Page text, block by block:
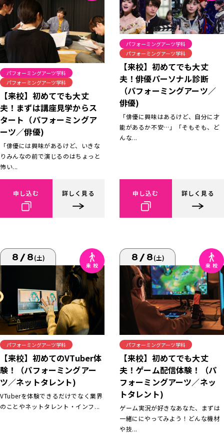
パフォーミングアーツ学科
パフォーミングアーツ学科
【来校】初めてでも大丈
夫！まずは講座見学からス
タート（パフォーミングア
ーツ／俳優)
「俳優には興味があるけど、いきな
りみんなの前で演じるのはちょっと
怖い...
申し込む 詳しく見る
パフォーミングアーツ学科
パフォーミングアーツ学科
【来校】初めてでも大丈
夫！俳優パーソナル診断
（パフォーミングアーツ／
俳優)
「俳優に興味はあるけど、自分に才
能があるか不安…」「そもそも、ど
んな...
申し込む 詳しく見る
8/8(土)
パフォーミングアーツ学科
【来校】初めてのVTuber体
験！（パフォーミングアー
ツ／ネットタレント)
VTuberを体験できるだけでなく業界
のことやネットタレント・インフ...
8/8(土)
パフォーミングアーツ学科
【来校】初めてでも大丈
夫！ゲーム配信体験！（パ
フォーミングアーツ／ネッ
トタレント)
ゲーム実況が好きなあなた、まずは
一緒ににやってみよう！どんな機材
や技...